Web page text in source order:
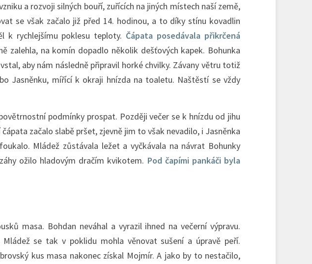
a rozvoji silných bouří, zuřících na jiných místech naší země,
se však začalo již před 14. hodinou, a to díky stínu kovadlin
k rychlejšímu poklesu teploty. Čápata posedávala přikrčená
zalehla, na komín dopadlo několik dešťových kapek. Bohunka
aby nám následně připravil horké chvilky. Závany větru totiž
Jasněnku, mířící k okraji hnízda na toaletu. Naštěstí se vždy
podmínky prospat. Později večer se k hnízdu od jihu
začalo slabě pršet, zjevně jim to však nevadilo, i Jasněnka
Mládež zůstávala ležet a vyčkávala na návrat Bohunky
ožilo hladovým dračím kvikotem. Pod čapími pankáči byla
masa. Bohdan neváhal a vyrazil ihned na večerní výpravu.
se tak v poklidu mohla věnovat sušení a úpravě peří.
kus masa nakonec získal Mojmír. A jako by to nestačilo,